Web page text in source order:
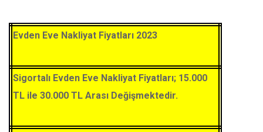
Evden Eve Nakliyat Fiyatları 2023
Sigortalı Evden Eve Nakliyat Fiyatları; 15.000
TL ile 30.000 TL Arası Değişmektedir.